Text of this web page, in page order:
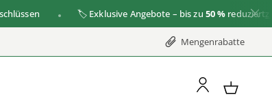
🏷️ Exklusive Angebote – bis zu50 % reduziertzu
Mengenrabatte